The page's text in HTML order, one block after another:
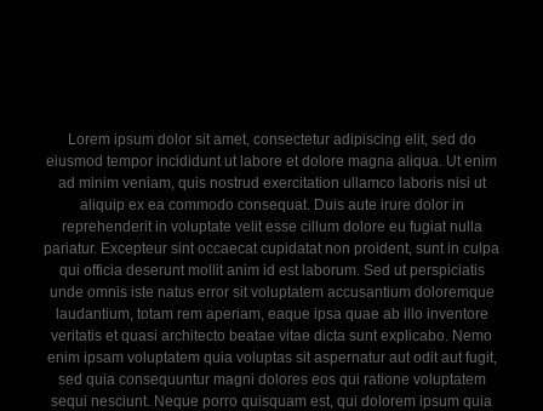
Lorem ipsum dolor sit amet, consectetur adipiscing elit, sed do
eiusmod tempor incididunt ut labore et dolore magna aliqua. Ut enim
ad minim veniam, quis nostrud exercitation ullamco laboris nisi ut
aliquip ex ea commodo consequat. Duis aute irure dolor in
reprehenderit in voluptate velit esse cillum dolore eu fugiat nulla
pariatur. Excepteur sint occaecat cupidatat non proident, sunt in culpa
qui officia deserunt mollit anim id est laborum. Sed ut perspiciatis
unde omnis iste natus error sit voluptatem accusantium doloremque
laudantium, totam rem aperiam, eaque ipsa quae ab illo inventore
veritatis et quasi architecto beatae vitae dicta sunt explicabo. Nemo
enim ipsam voluptatem quia voluptas sit aspernatur aut odit aut fugit,
sed quia consequuntur magni dolores eos qui ratione voluptatem
sequi nesciunt. Neque porro quisquam est, qui dolorem ipsum quia